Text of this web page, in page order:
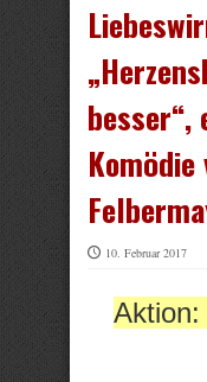
besser“,
10. Februar 2017